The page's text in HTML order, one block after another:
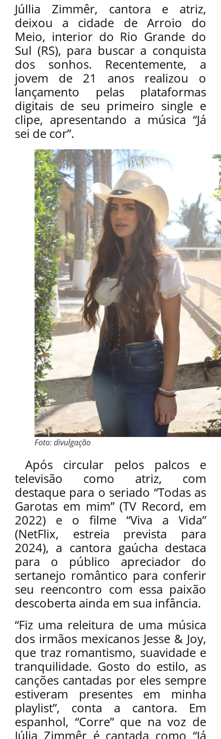
Júllia Zimmêr, cantora e atriz,
deixou a cidade de Arroio do
Meio, interior do Rio Grande do
Sul (RS), para buscar a conquista
dos sonhos. Recentemente, a
jovem de 21 anos realizou o
lançamento pelas plataformas
digitais de seu primeiro single e
clipe, apresentando a música “Já
sei de cor”.
Foto: divulgação
Após circular pelos palcos e
televisão como atriz, com
destaque para o seriado “Todas as
Garotas em mim” (TV Record, em
2022) e o filme “Viva a Vida”
(NetFlix, estreia prevista para
2024), a cantora gaúcha destaca
para o público apreciador do
sertanejo romântico para conferir
seu reencontro com essa paixão
descoberta ainda em sua infância.
“Fiz uma releitura de uma música
dos irmãos mexicanos Jesse & Joy,
que traz romantismo, suavidade e
tranquilidade. Gosto do estilo, as
canções cantadas por eles sempre
estiveram presentes em minha
playlist”, conta a cantora. Em
espanhol, “Corre” que na voz de
Júlia Zimmêr é cantada como “Já